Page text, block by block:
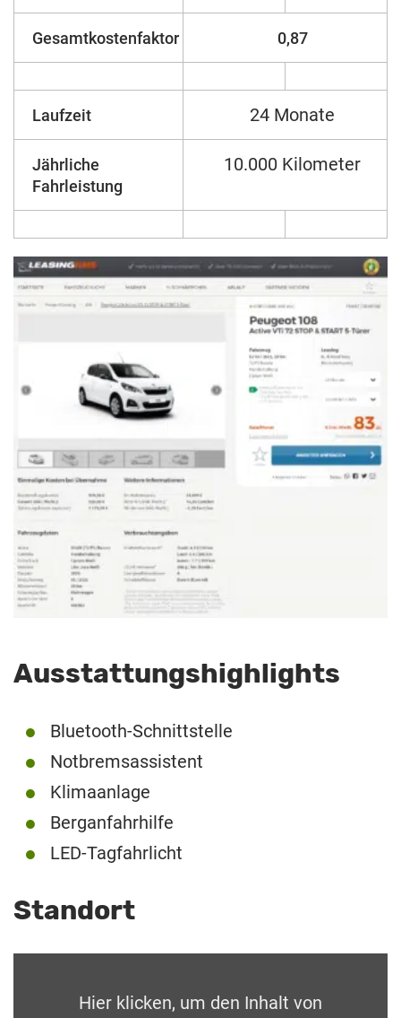
Gesamtkostenfaktor 0,87
Laufzeit 24 Monate
Jährliche
Fahrleistung
10.000 Kilometer
Ausstattungshighlights
Bluetooth-Schnittstelle
Notbremsassistent
Klimaanlage
Berganfahrhilfe
LED-Tagfahrlicht
Standort
Hier klicken, um den Inhalt von